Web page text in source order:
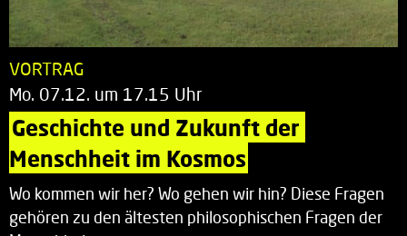
VORTRAG
Mo. 07.12. um 17.15 Uhr
Geschichte und Zukunft der
Menschheit im Kosmos
Wo kommen wir her? Wo gehen wir hin? Diese Fragen
gehören zu den ältesten philosophischen Fragen der